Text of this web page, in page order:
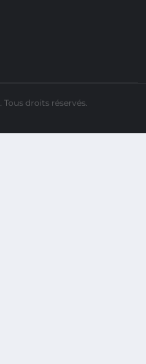
. Tous droits réservés.